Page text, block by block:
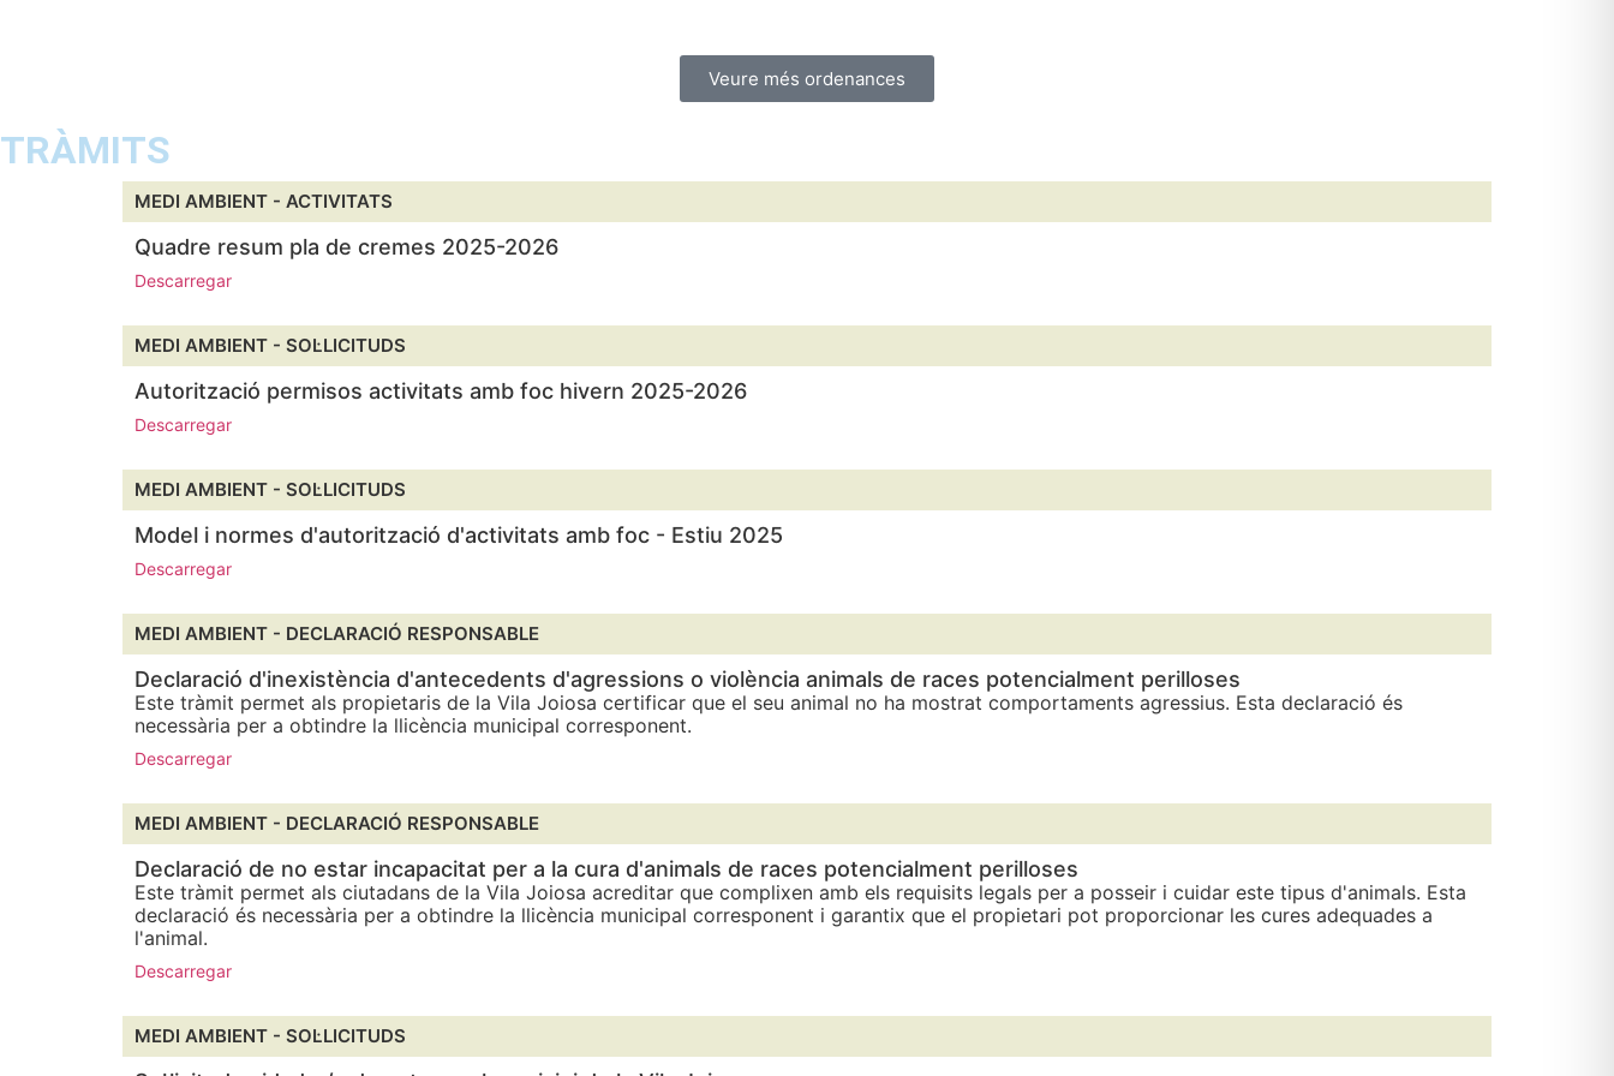
Veure més ordenances
TRÀMITS
MEDI AMBIENT - ACTIVITATS
Quadre resum pla de cremes 2025-2026
Descarregar
MEDI AMBIENT - SOL·LICITUDS
Autorització permisos activitats amb foc hivern 2025-2026
Descarregar
MEDI AMBIENT - SOL·LICITUDS
Model i normes d'autorització d'activitats amb foc - Estiu 2025
Descarregar
MEDI AMBIENT - DECLARACIÓ RESPONSABLE
Declaració d'inexistència d'antecedents d'agressions o violència animals de races potencialment perilloses
Este tràmit permet als propietaris de la Vila Joiosa certificar que el seu animal no ha mostrat comportaments agressius. Esta declaració és
necessària per a obtindre la llicència municipal corresponent.
Descarregar
MEDI AMBIENT - DECLARACIÓ RESPONSABLE
Declaració de no estar incapacitat per a la cura d'animals de races potencialment perilloses
Este tràmit permet als ciutadans de la Vila Joiosa acreditar que complixen amb els requisits legals per a posseir i cuidar este tipus d'animals. Esta
declaració és necessària per a obtindre la llicència municipal corresponent i garantix que el propietari pot proporcionar les cures adequades a
l'animal.
Descarregar
MEDI AMBIENT - SOL·LICITUDS